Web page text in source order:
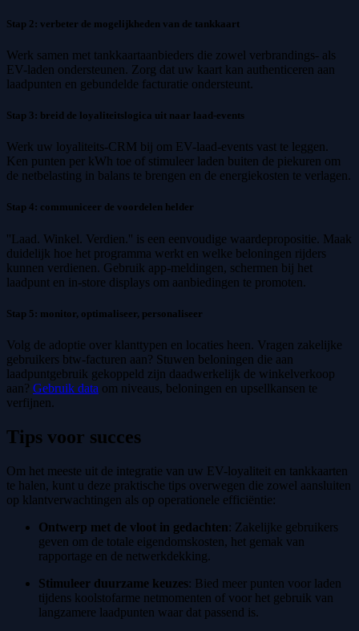
Stap 2: verbeter de mogelijkheden van de tankkaart
Werk samen met tankkaartaanbieders die zowel verbrandings- als
EV-laden ondersteunen. Zorg dat uw kaart kan authenticeren aan
laadpunten en gebundelde facturatie ondersteunt.
Stap 3: breid de loyaliteitslogica uit naar laad-events
Werk uw loyaliteits-CRM bij om EV-laad-events vast te leggen.
Ken punten per kWh toe of stimuleer laden buiten de piekuren om
de netbelasting in balans te brengen en de energiekosten te verlagen.
Stap 4: communiceer de voordelen helder
''Laad. Winkel. Verdien.'' is een eenvoudige waardepropositie. Maak
duidelijk hoe het programma werkt en welke beloningen rijders
kunnen verdienen. Gebruik app-meldingen, schermen bij het
laadpunt en in-store displays om aanbiedingen te promoten.
Stap 5: monitor, optimaliseer, personaliseer
Volg de adoptie over klanttypen en locaties heen. Vragen zakelijke
gebruikers btw-facturen aan? Stuwen beloningen die aan
laadpuntgebruik gekoppeld zijn daadwerkelijk de winkelverkoop
aan? Gebruik data om niveaus, beloningen en upsellkansen te
verfijnen.
Tips voor succes
Om het meeste uit de integratie van uw EV-loyaliteit en tankkaarten
te halen, kunt u deze praktische tips overwegen die zowel aansluiten
op klantverwachtingen als op operationele efficiëntie:
Ontwerp met de vloot in gedachten: Zakelijke gebruikers
geven om de totale eigendomskosten, het gemak van
rapportage en de netwerkdekking.
Stimuleer duurzame keuzes: Bied meer punten voor laden
tijdens koolstofarme netmomenten of voor het gebruik van
langzamere laadpunten waar dat passend is.